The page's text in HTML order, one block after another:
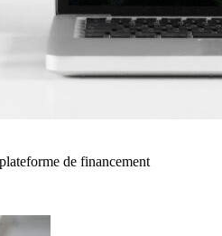
de financement